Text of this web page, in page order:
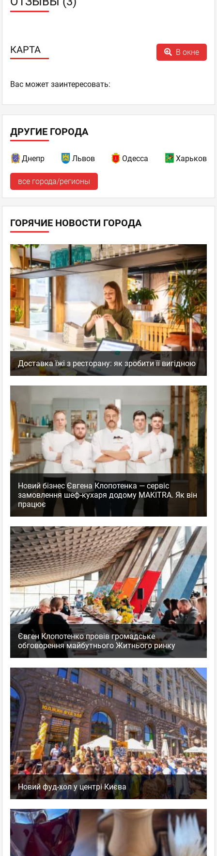
КАРТА В окне
Ваc может заинтересовать:
ДРУГИЕ ГОРОДА
Днепр Львов Одесса Харьков
все города/регионы
ГОРЯЧИЕ НОВОСТИ ГОРОДА
Доставка їжі з ресторану: як зробити її вигідною
Новий бізнес Євгена Клопотенка — сервіс
замовлення шеф-кухаря додому MAKITRA. Як він
працює
Євген Клопотенко провів громадське
обговорення майбутнього Житнього ринку
Новий фуд-хол у центрі Києва